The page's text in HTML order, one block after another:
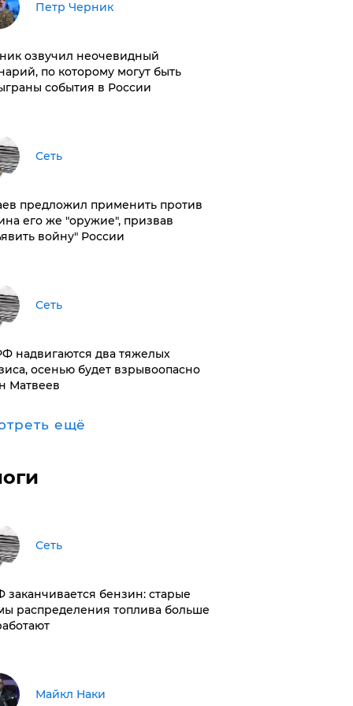
Петр Черник
озвучил неочевидный
по которому могут быть
события в России
Сеть
предложил применить против
его же "оружие", призвав
войну" России
Сеть
надвигаются два тяжелых
осенью будет взрывоопасно
Матвеев
ещё
Сеть
заканчивается бензин: старые
распределения топлива больше
Майкл Наки